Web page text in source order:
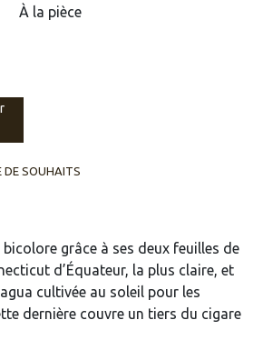
À la pièce
DE SOUHAITS
bicolore grâce à ses deux feuilles de
d’Équateur, la plus claire, et
cultivée au soleil pour les
dernière couvre un tiers du cigare